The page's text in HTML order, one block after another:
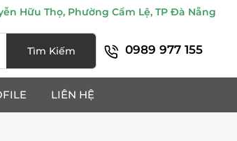
Hữu Thọ, Phường Cẩm Lệ, TP Đà Nẵng
Tìm Kiếm 0989 977 155
LIÊN HỆ